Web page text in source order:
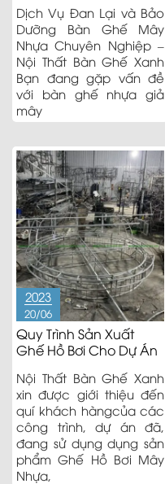
Dịch Vụ Đan Lại và Bảo
Dưỡng Bàn Ghế Mây
Nhựa Chuyên Nghiệp –
Nội Thất Bàn Ghế Xanh
Bạn đang gặp vấn đề
với bàn ghế nhựa giả
mây
2023
20/06
Quy Trình Sản Xuất
Ghế Hồ Bơi Cho Dự Án
Nội Thất Bàn Ghế Xanh
xin được giới thiệu đến
quí khách hàngcủa các
công trình, dự án đã,
đang sử dụng dụng sản
phẩm Ghế Hồ Bơi Mây
Nhựa,